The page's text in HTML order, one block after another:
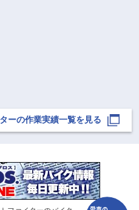
ーの作業実績一覧を見る